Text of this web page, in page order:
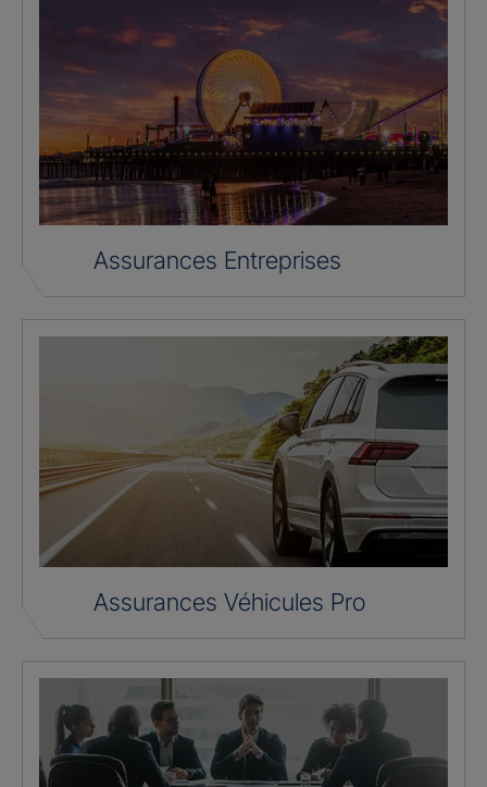
Assurances Entreprises
Assurances Véhicules Pro